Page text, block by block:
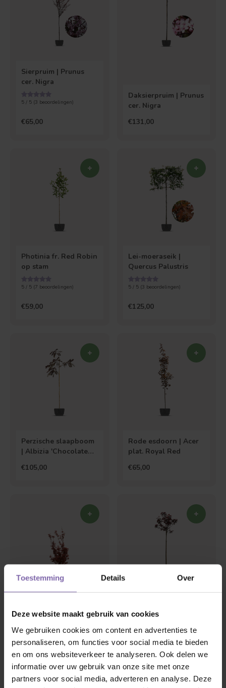
Toestemming Details Over
Deze website maakt gebruik van cookies
We gebruiken cookies om content en advertenties te
personaliseren, om functies voor social media te bieden
en om ons websiteverkeer te analyseren. Ook delen we
informatie over uw gebruik van onze site met onze
partners voor social media, adverteren en analyse. Deze
Sierpruim | Prunus
cer. Nigra
5 / 5 (3 beoordelingen)
€65,00
Daksierpruim | Prunus
cer. Nigra
€131,00
Photinia fr. Red Robin
op stam
5 / 5 (7 beoordelingen)
€59,00
Lei-moeraseik |
Quercus Palustris
5 / 5 (3 beoordelingen)
€125,00
Perzische slaapboom
| Albizia 'Chocolate
€105,00
Rode esdoorn | Acer
plat. Royal Red
€65,00
Acer pal. Bloodgood
€45,00
Diable d'Or |
€55,00